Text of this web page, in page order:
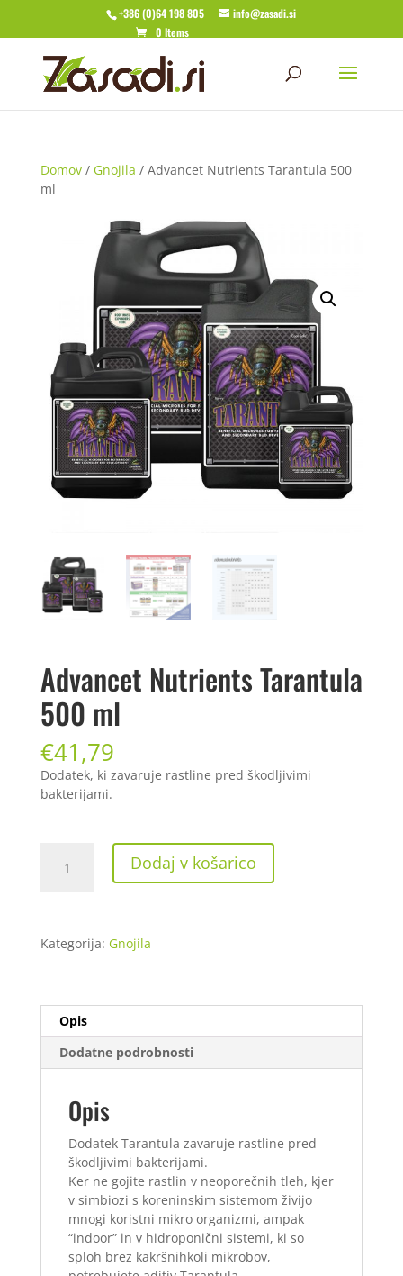
+386 (0)64 198 805
info@zasadi.si
0 Items
Domov/ Gnojila / Advancet Nutrients Tarantula 500
ml
Advancet Nutrients Tarantula
500 ml
€41,79
Dodatek, ki zavaruje rastline pred škodljivimi
bakterijami.
Nutrients
ml
količina
Dodaj v košarico
Kategorija: Gnojila
Opis
Dodatne podrobnosti
Opis
Dodatek Tarantula zavaruje rastline pred
škodljivimi bakterijami.
Ker ne gojite rastlin v neoporečnih tleh, kjer
v simbiozi s koreninskim sistemom živijo
mnogi koristni mikro organizmi, ampak
“indoor” in v hidroponični sistemi, ki so
sploh brez kakršnihkoli mikrobov,